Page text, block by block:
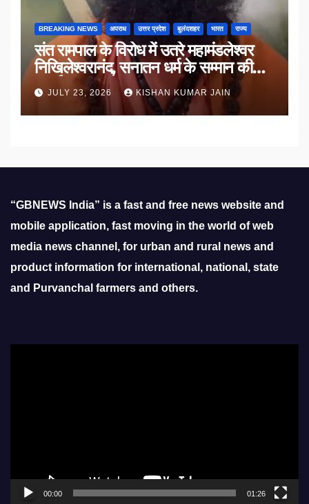
BREAKING NEWS अपराध उत्तर प्रदेश बुलंदशहर भारत राज्य
संत रामपाल के विरोध में उतरे महामंडलेश्वर
निखिलेश्वरानंद, सनातन धर्म के सम्मान की
उठाई मांग
JULY 23, 2026 KISHAN KUMAR JAIN
“GBNEWS India” is a fast and free news website and
mobile application, fast moving in the world of web
media news channel, for urban and rural news and
product information for international, national, state
and Purvanchal farmers and others.
00:00 01:26